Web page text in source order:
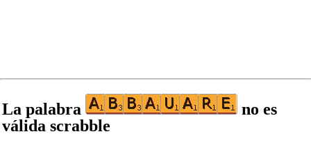
La palabra
no es
válida scrabble